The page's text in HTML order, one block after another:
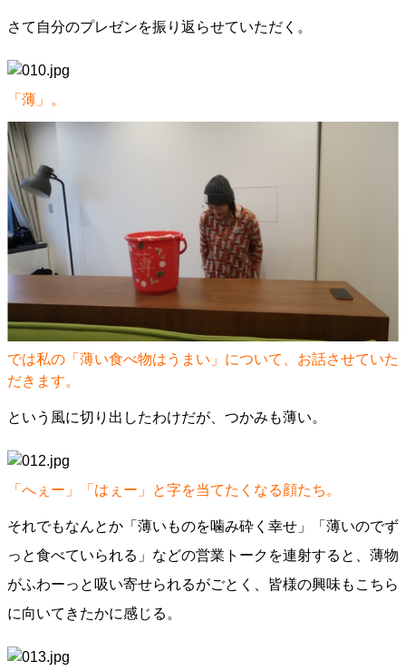
さて自分のプレゼンを振り返らせていただく。
「薄」。
では私の「薄い食べ物はうまい」について、お話させていた
だきます。
という風に切り出したわけだが、つかみも薄い。
「へぇー」「はぇー」と字を当てたくなる顔たち。
それでもなんとか「薄いものを噛み砕く幸せ」「薄いのでず
っと食べていられる」などの営業トークを連射すると、薄物
がふわーっと吸い寄せられるがごとく、皆様の興味もこちら
に向いてきたかに感じる。